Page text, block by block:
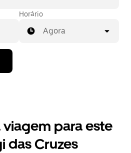
Horário
Agora
viagem para este
das Cruzes